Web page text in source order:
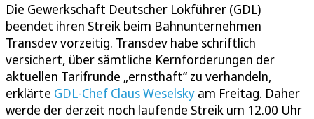
Die Gewerkschaft Deutscher Lokführer (GDL)
beendet ihren Streik beim Bahnunternehmen
Transdev vorzeitig. Transdev habe schriftlich
versichert, über sämtliche Kernforderungen der
aktuellen Tarifrunde „ernsthaft“ zu verhandeln,
erklärte GDL-Chef Claus Weselsky am Freitag. Daher
werde der derzeit noch laufende Streik um 12.00 Uhr